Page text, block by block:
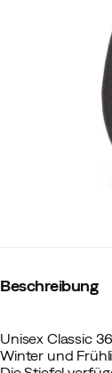
Beschreibung
Unisex Classic
Winter und